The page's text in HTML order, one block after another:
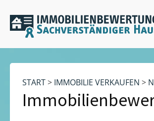
START> IMMOBILIE VERKAUFEN >